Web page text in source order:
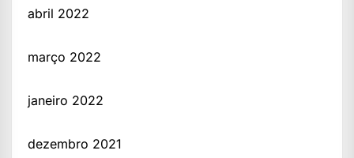
abril 2022
março 2022
janeiro 2022
dezembro 2021